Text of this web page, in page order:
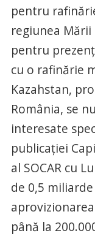
pentru
regiunea Mării
pentru
cu o rafinărie
Kazahstan,
România, se
interesate
publicației
al SOCAR cu
de 0,5
până la